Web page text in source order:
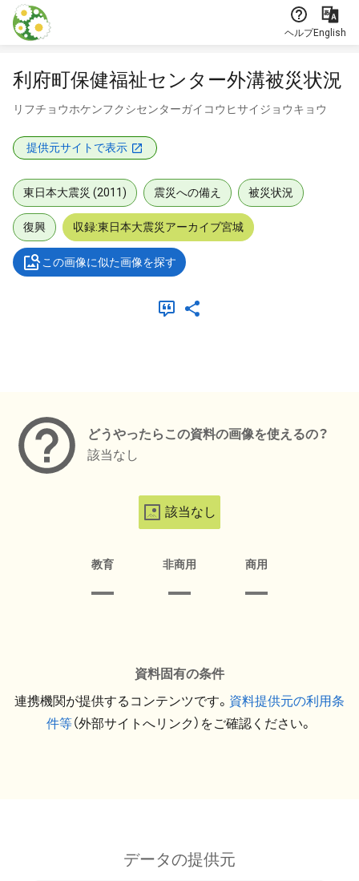
本文に飛ぶ
ヘルプEnglish
利府町保健福祉センター外溝被災状況
リフチョウホケンフクシセンターガイコウヒサイジョウキョウ
提供元サイトで表示
東日本大震災 (2011) 震災への備え 被災状況
復興 収録:東日本大震災アーカイブ宮城
この画像に似た画像を探す
どうやったらこの資料の画像を使えるの？
該当なし
該当なし
教育 非商用 商用
資料固有の条件
連携機関が提供するコンテンツです。 資料提供元の利用条
件等（外部サイトへリンク）をご確認ください。
データの提供元